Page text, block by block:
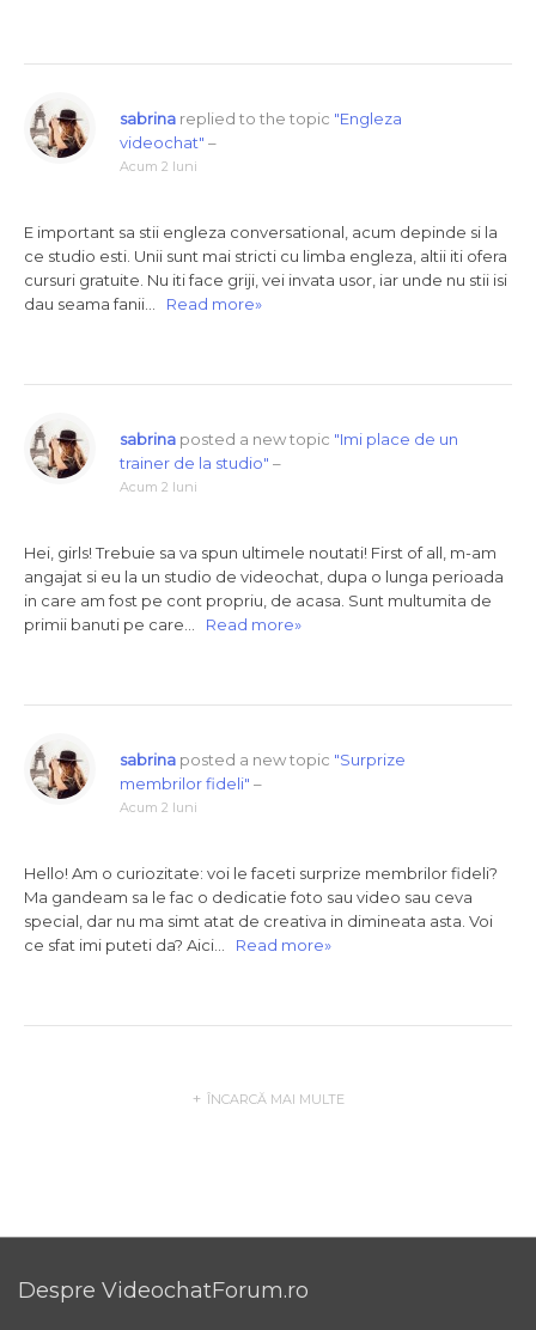
sabrina replied to the topic "Engleza
videochat" –
Acum 2 luni
E important sa stii engleza conversational, acum depinde si la
ce studio esti. Unii sunt mai stricti cu limba engleza, altii iti ofera
cursuri gratuite. Nu iti face griji, vei invata usor, iar unde nu stii isi
dau seama fanii… Read more»
sabrina posted a new topic "Imi place de un
trainer de la studio" –
Acum 2 luni
Hei, girls! Trebuie sa va spun ultimele noutati! First of all, m-am
angajat si eu la un studio de videochat, dupa o lunga perioada
in care am fost pe cont propriu, de acasa. Sunt multumita de
primii banuti pe care… Read more»
sabrina posted a new topic "Surprize
membrilor fideli" –
Acum 2 luni
Hello! Am o curiozitate: voi le faceti surprize membrilor fideli?
Ma gandeam sa le fac o dedicatie foto sau video sau ceva
special, dar nu ma simt atat de creativa in dimineata asta. Voi
ce sfat imi puteti da? Aici… Read more»
ÎNCARCĂ MAI MULTE
Despre VideochatForum.ro